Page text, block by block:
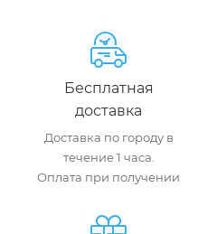
Бесплатная
доставка
Доставка по городу в
течение 1 часа.
Оплата при получении